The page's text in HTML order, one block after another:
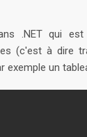
.NET qui
(c'est à dire
exemple un